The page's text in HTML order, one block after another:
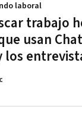
trabajo
usan
los
laboral